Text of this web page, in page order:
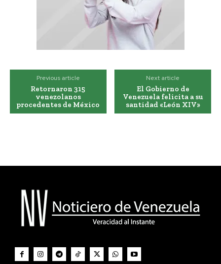
Previous article
Retornaron 315
venezolanos
procedentes de México
Next article
El Gobierno de
Venezuela felicita a su
santidad «León XIV»